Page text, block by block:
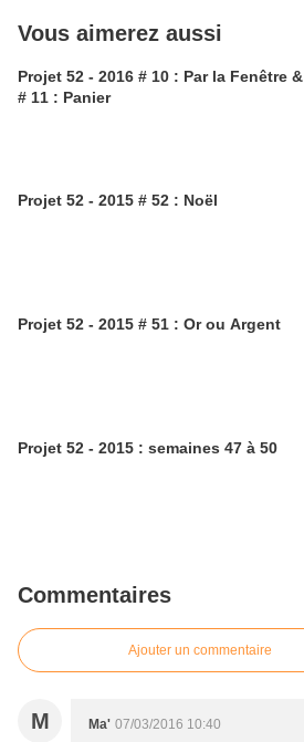
Vous aimerez aussi
Projet 52 - 2016 # 10 : Par la Fenêtre &
# 11 : Panier
Projet 52 - 2015 # 52 : Noël
Projet 52 - 2015 # 51 : Or ou Argent
Projet 52 - 2015 : semaines 47 à 50
Commentaires
Ajouter un commentaire
M Ma' 07/03/2016 10:40